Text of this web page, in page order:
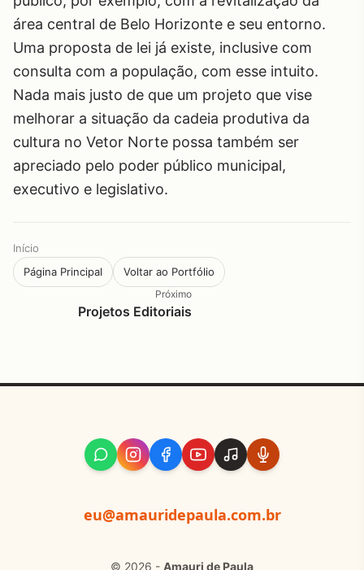
área central de Belo Horizonte e seu entorno.
Uma proposta de lei já existe, inclusive com
consulta com a população, com esse intuito.
Nada mais justo de que um projeto que vise
melhorar a situação da cadeia produtiva da
cultura no Vetor Norte possa também ser
apreciado pelo poder público municipal,
executivo e legislativo.
Início
Página Principal
Voltar ao Portfólio
Próximo
Projetos Editoriais
eu@amauridepaula.com.br
© 2026 - Amauri de Paula